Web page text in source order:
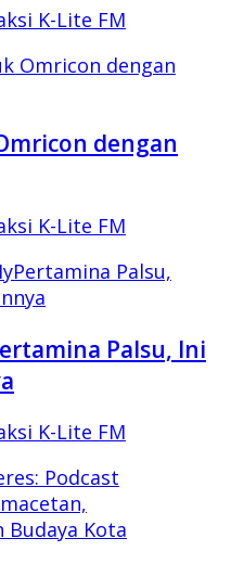
K-Lite FM
dengan
K-Lite FM
Palsu, Ini
K-Lite FM